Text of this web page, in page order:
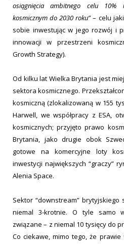
osiągnięcia ambitnego celu 10%
kosmicznym do 2030 roku”– celu jaki
sobie inwestując w jego rozwój i
innowacji w przestrzeni
Growth Strategy).
Od kilku lat Wielka Brytania jest
sektora kosmicznego.
kosmiczną (zlokalizowaną w 155
Harwell, we współpracy z ESA,
kosmicznych; przyjęto prawo
Brytania, jako drugie obok
gotowe na komercyjne loty
inwestycji największych “graczy”
Alenia Space.
Sektor “downstream” brytyjskiego
niemal 3-krotnie. O tyle samo
związane – z niemal 10 tysięcy do
Co ciekawe, mimo tego, że prawie